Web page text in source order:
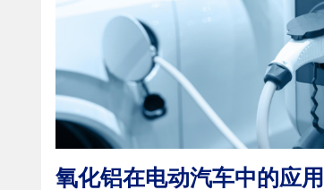
氧化铝在电动汽车中的应用